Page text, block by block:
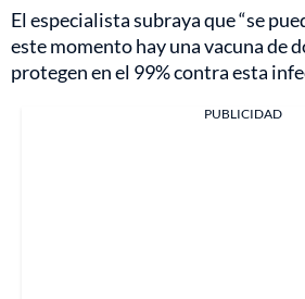
El especialista subraya que “se
este momento hay una vacuna de
protegen en el 99% contra esta
PUBLICIDAD